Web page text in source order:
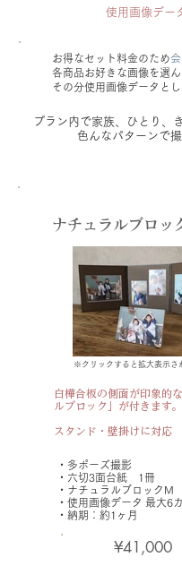
使用画像デー
お得なセット料金のため
各商品お好きな画像を選
その分使用画像データと
プラン内で家族、ひとり、
色んなパターンで
ナチュラルブロッ
※クリックすると拡大表示さ
白樺合板の側面が印象的
ルブロック」が付きます。
​スタンド・壁掛けに対応
・多ポーズ撮影
・六切3面台紙 1冊
・ナチュラルブロックM
・使用画像データ 最大6
​・納期：約1ヶ月
¥41,000